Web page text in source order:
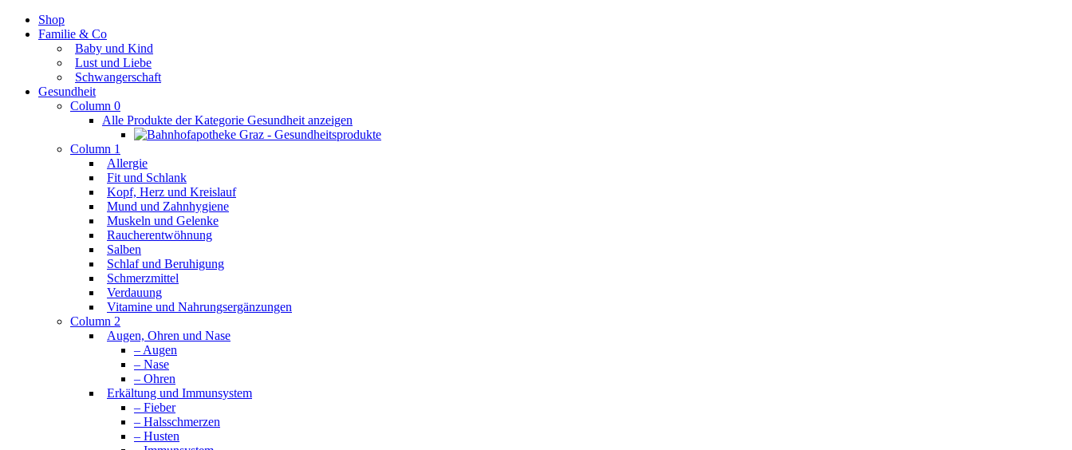
Shop
Familie & Co
Baby und Kind
Lust und Liebe
Schwangerschaft
Gesundheit
Column 0
Alle Produkte der Kategorie Gesundheit anzeigen
Column 1
Allergie
Fit und Schlank
Kopf, Herz und Kreislauf
Mund und Zahnhygiene
Muskeln und Gelenke
Raucherentwöhnung
Salben
Schlaf und Beruhigung
Schmerzmittel
Verdauung
Vitamine und Nahrungsergänzungen
Column 2
Augen, Ohren und Nase
– Augen
– Nase
– Ohren
Erkältung und Immunsystem
– Fieber
– Halsschmerzen
– Husten